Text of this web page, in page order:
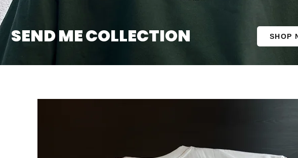
SEND ME COLLECTION SHOP